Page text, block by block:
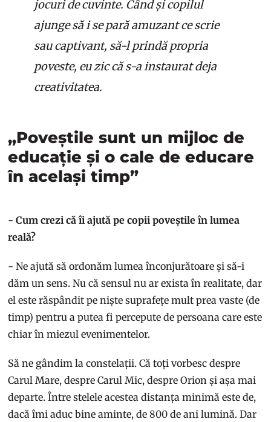
jocuri de cuvinte. Când și copilul
ajunge să i se pară amuzant ce scrie
sau captivant, să-l prindă propria
poveste, eu zic că s-a instaurat deja
creativitatea.
„Poveștile sunt un mijloc de
educație și o cale de educare
în același timp”
- Cum crezi că îi ajută pe copii poveștile în lumea
reală?
- Ne ajută să ordonăm lumea înconjurătoare și să-i
dăm un sens. Nu că sensul nu ar exista în realitate, dar
el este răspândit pe niște suprafețe mult prea vaste (de
timp) pentru a putea fi percepute de persoana care este
chiar în miezul evenimentelor.
Să ne gândim la constelații. Că toți vorbesc despre
Carul Mare, despre Carul Mic, despre Orion și așa mai
departe. Între stelele acestea distanța minimă este de,
dacă îmi aduc bine aminte, de 800 de ani lumină. Dar